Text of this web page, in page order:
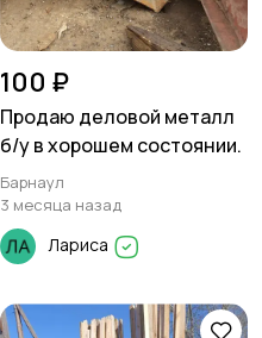
100 ₽
Продаю деловой металл
б/у в хорошем состоянии.
Барнаул
3 месяца назад
Лариса